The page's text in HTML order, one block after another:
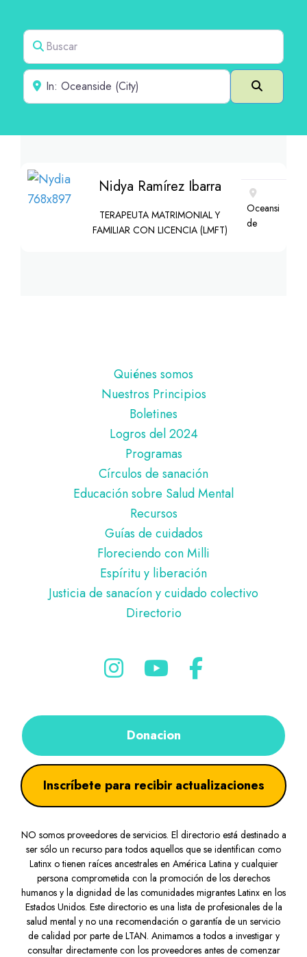
Buscar
Cerca de
Buscar
Nidya Ramírez Ibarra
TERAPEUTA MATRIMONIAL Y
FAMILIAR CON LICENCIA (LMFT)
Oceansi
de
Quiénes somos
Nuestros Principios
Boletines
Logros del 2024
Programas
Círculos de sanación
Educación sobre Salud Mental
Recursos
Guías de cuidados
Floreciendo con Milli
Espíritu y liberación
Justicia de sanacíon y cuidado colectivo
Directorio
Donacion
Inscríbete para recibir actualizaciones
NO somos proveedores de servicios. El directorio está destinado a
ser sólo un recurso para todos aquellos que se identifican como
Latinx o tienen raíces ancestrales en América Latina y cualquier
persona comprometida con la promoción de los derechos
humanos y la dignidad de las comunidades migrantes Latinx en los
Estados Unidos. Este directorio es una lista de profesionales de la
salud mental y no una recomendación o garantía de un servicio
de calidad por parte de LTAN. Animamos a todos a investigar y
consultar directamente con los proveedores antes de comenzar